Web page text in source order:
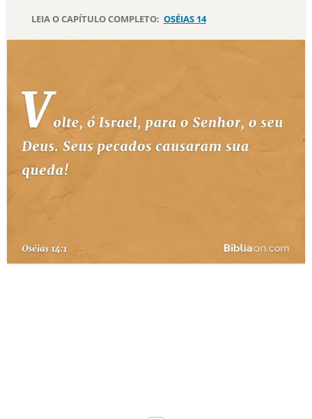
DEVOCIONAL DIÁRIO
ESTUDOS BÍBLICOS
ESBOÇOS DE PREGAÇÃO
TEMAS
TERMO BÍBLICO
LEIA O CAPÍTULO COMPLETO: OSÉIAS 14